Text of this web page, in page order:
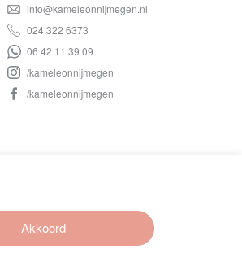
info@kameleonnijmegen.nl
024 322 6373
06 42 11 39 09
/kameleonnijmegen
/kameleonnijmegen